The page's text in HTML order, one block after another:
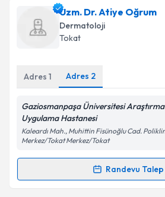
bilgilendireceğiz.
E-posta Adresiniz
Kişisel verilerimin
'ni okudum ve kişisel
kapsamda işlenmesini kabul
Uzm. Dr. Atiye Oğrum
Dermatoloji
Tokat
Adres 1 Adres 2
Gaziosmanpaşa Üniversitesi
Uygulama Hastanesi
Kaleardı Mah., Muhittin Fisünoğlu Cad.
Merkez/Tokat Merkez/Tokat
Randevu Talep
Randevu Takvimi Talebi